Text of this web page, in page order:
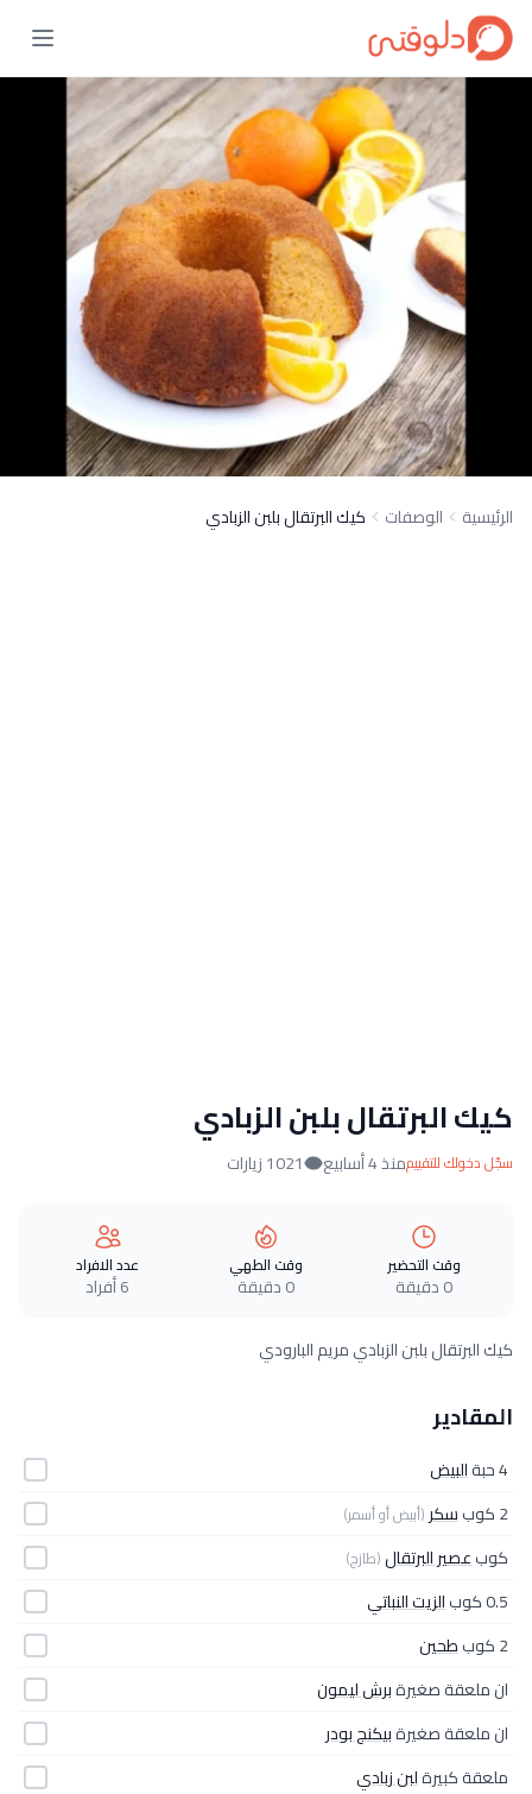
الرئيسية الوصفات كيك البرتقال بلبن الزبادي
كيك البرتقال بلبن الزبادي
سجّل دخولك للتقييممنذ 4 أسابيع 1021 زيارات
وقت التحضير
0 دقيقة
وقت الطهي
0 دقيقة
عدد الافراد
6 أفراد
كيك البرتقال بلبن الزبادي مريم البارودي
المقادير
4 حبة
البيض
2 كوب
سكر (أبيض أو أسمر)
كوبعصير البرتقال(طازج)
0.5 كوب
الزيت النباتي
2 كوب
طحين
ان ملعقة صغيرةبرش ليمون
ان ملعقة صغيرةبيكنج بودر
ملعقة كبيرةلبن زبادي